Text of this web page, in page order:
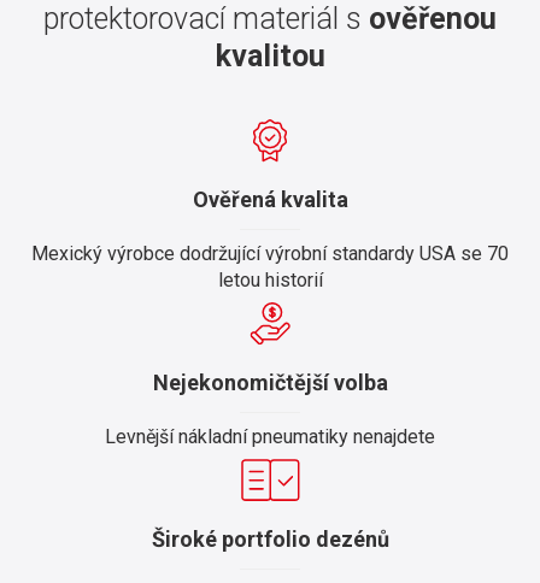
protektorovací materiál s ověřenou
kvalitou
Ověřená kvalita
Mexický výrobce dodržující výrobní standardy USA se 70
letou historií
Nejekonomičtější volba
Levnější nákladní pneumatiky nenajdete
Široké portfolio dezénů